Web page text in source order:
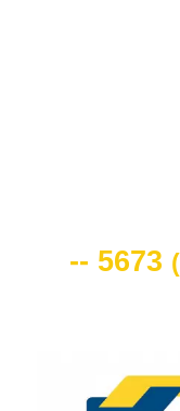
-- 5673 (